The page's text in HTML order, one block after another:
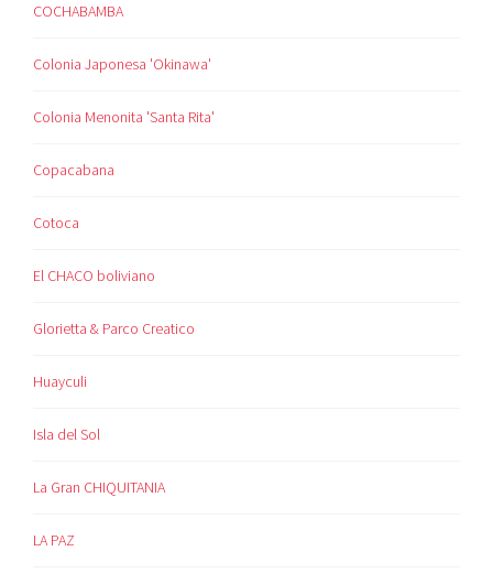
COCHABAMBA
Colonia Japonesa 'Okinawa'
Colonia Menonita 'Santa Rita'
Copacabana
Cotoca
El CHACO boliviano
Glorietta & Parco Creatico
Huayculi
Isla del Sol
La Gran CHIQUITANIA
LA PAZ